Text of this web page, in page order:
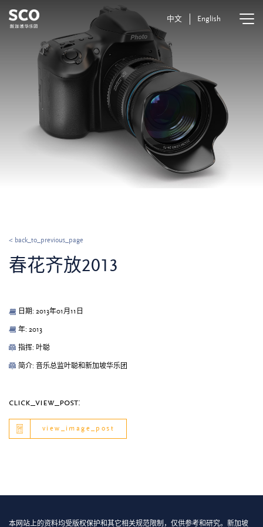
中文 English
< back_to_previous_page
春花齐放2013
日期: 2013年01月11日
年: 2013
指挥: 叶聪
简介: 音乐总监叶聪和新加坡华乐团
click_view_post:
view_image_post
本网站上的资料均受版权保护和其它相关规范限制，仅供参考和研究。新加坡